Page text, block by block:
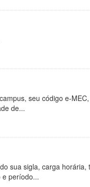
seu código e-
de...
sua sigla, carga
e período...